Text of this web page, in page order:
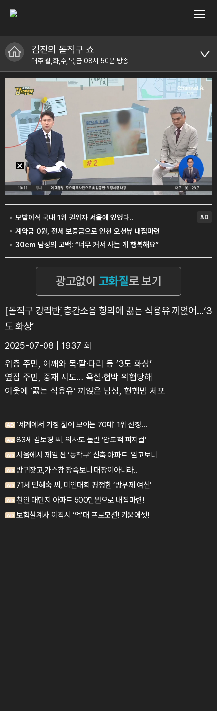
김진의 돌직구 쇼
매주 월,화,수,목,금 08시 50분 방송
[돌직구 강력반]층간소음 항의에 끓는 식용유 끼얹어…‘3
도 화상’
2025-07-08 | 1937 회
위층 주민, 어깨와 목·팔·다리 등 ’3도 화상’
옆집 주민, 중재 시도… 욕설·협박 위협당해
이웃에 ’끓는 식용유’ 끼얹은 남성, 현행범 체포